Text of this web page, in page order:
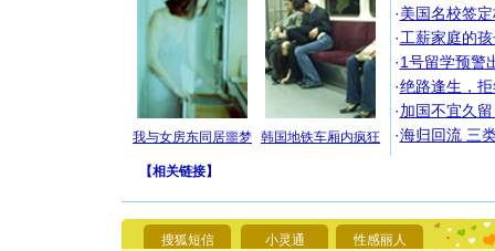
我与女房东同居噩梦 韩国地铁车厢内疯狂
·美国名校签
·工薪家庭的
·1号留学预警
·绝路逢生，
·加国不宜久
·海归回流 三
【相关链接】
搜狐短信 小灵通 性感丽人
[圣诞节]
[圣诞节]
能正大光
都要快乐